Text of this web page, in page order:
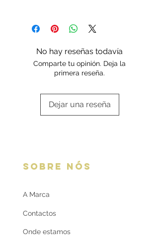
Nacional Portuguesa.
com certificado contendo a
respetiva informação.
embalagem Deluxe ou da marca.
Escolha a sua opção de
ofertaNo hay reseñas todavía
Comparte tu opinión. Deja la
primera reseña.
Dejar una reseña
SOBRE NÓS
A Marca
Contactos
Onde estamos